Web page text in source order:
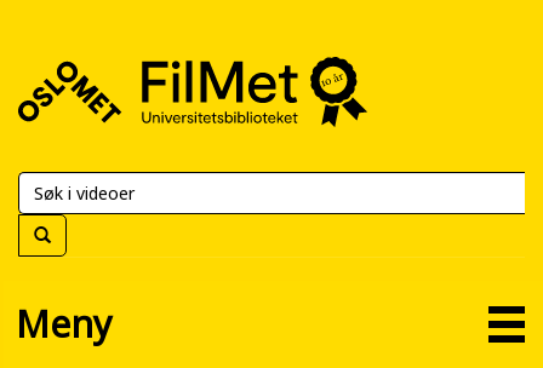
FilMet
Universitetsbiblioteket
Meny